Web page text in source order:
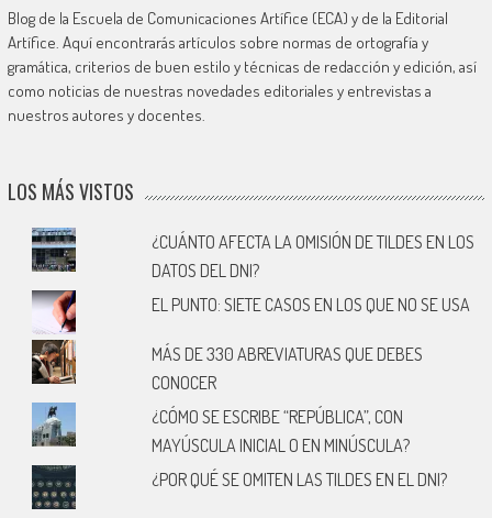
Blog de la Escuela de Comunicaciones Artífice (ECA) y de la Editorial
Artífice. Aquí encontrarás artículos sobre normas de ortografía y
gramática, criterios de buen estilo y técnicas de redacción y edición, así
como noticias de nuestras novedades editoriales y entrevistas a
nuestros autores y docentes.
LOS MÁS VISTOS
¿CUÁNTO AFECTA LA OMISIÓN DE TILDES EN LOS
DATOS DEL DNI?
EL PUNTO: SIETE CASOS EN LOS QUE NO SE USA
MÁS DE 330 ABREVIATURAS QUE DEBES
CONOCER
¿CÓMO SE ESCRIBE “REPÚBLICA”, CON
MAYÚSCULA INICIAL O EN MINÚSCULA?
¿POR QUÉ SE OMITEN LAS TILDES EN EL DNI?